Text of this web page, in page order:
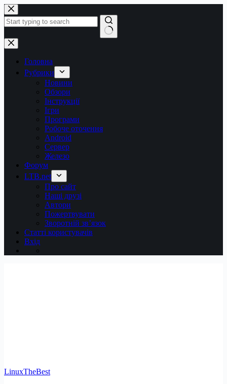
Перейти
до
вмісту
Немає
результатів
Головна
Рубрики
Новини
Обзори
Інструкції
Ігри
Програми
Робоче оточення
Android
Сервер
Железо
Форум
LTB.net
Про сайт
Наші друзі
Автори
Пожертвувати
Зворотній зв’язок
Статті користувачів
Вхід
LinuxTheBest